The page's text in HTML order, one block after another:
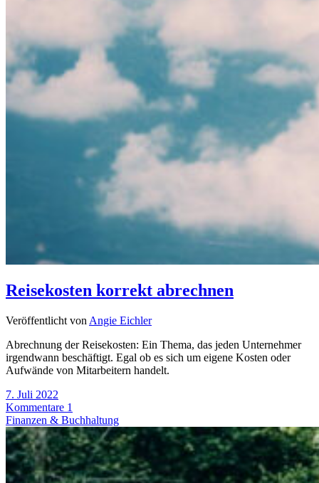
Reisekosten korrekt abrechnen
Veröffentlicht von Angie Eichler
Abrechnung der Reisekosten: Ein Thema, das jeden Unternehmer
irgendwann beschäftigt. Egal ob es sich um eigene Kosten oder
Aufwände von Mitarbeitern handelt.
7. Juli 2022
Kommentare 1
Finanzen & Buchhaltung